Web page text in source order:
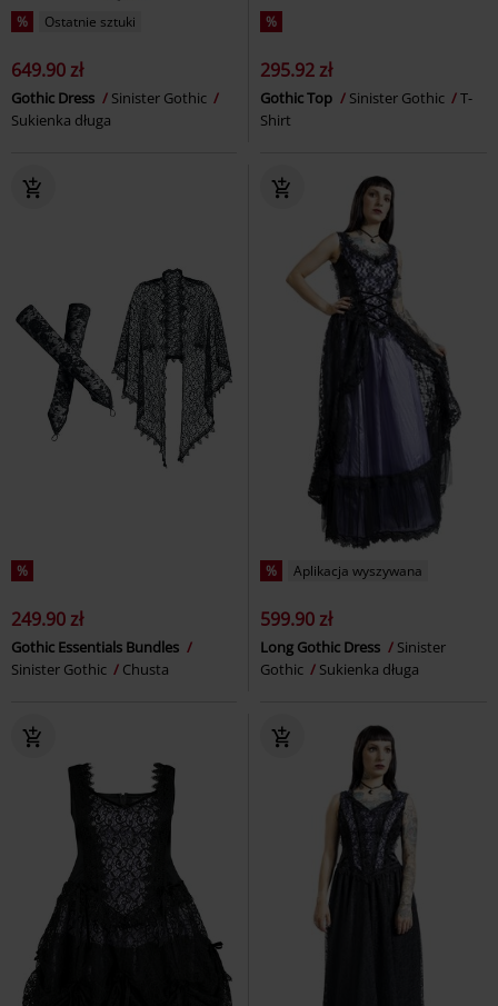
% Ostatnie sztuki
649.90 zł
Gothic Dress
Sinister Gothic
Sukienka długa
%
295.92 zł
Gothic Top Sinister Gothic
T-
Shirt
%
249.90 zł
Gothic Essentials Bundles
Sinister Gothic
Chusta
% Aplikacja wyszywana
599.90 zł
Long Gothic Dress
Sinister
Gothic
Sukienka długa